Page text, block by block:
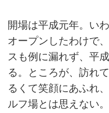
開場は平成元年。い
オープンしたわけで
スも例に漏れず、平
る。ところが、訪れ
るくて笑顔にあふれ
ルフ場とは思えない